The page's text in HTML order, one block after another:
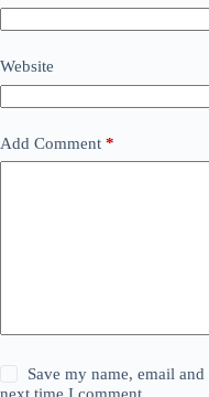
Website
Add Comment *
Save my name, email